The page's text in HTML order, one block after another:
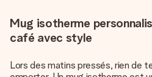
Mug isotherme
café avec style
Lors des matins pressés, rien de